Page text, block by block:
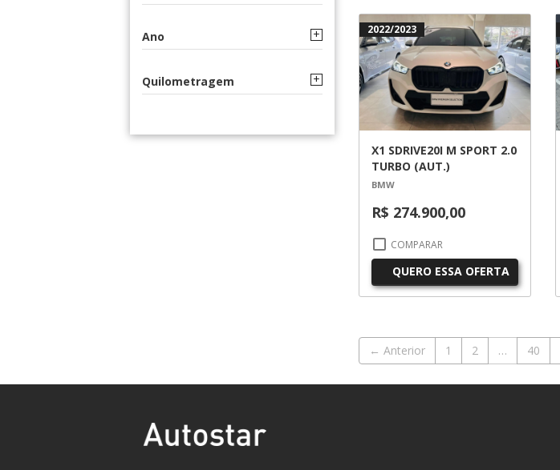
2022/2023
X1 SDRIVE20I M SPORT 2.0
TURBO (AUT.)
BMW
R$ 274.900,00
COMPARAR
QUERO ESSA OFERTA
← Anterior 1 2 … 40
Ano
Quilometragem